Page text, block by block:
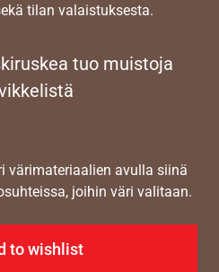
tilan valaistuksesta.
tuo muistoja
värimateriaalien avulla siinä
joihin väri valitaan.
to wishlist